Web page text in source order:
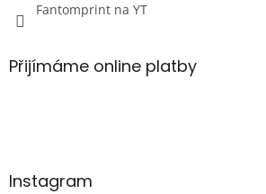
Fantomprint na YT
Přijímáme online platby
Instagram